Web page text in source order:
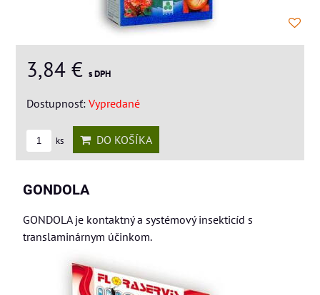
3,84 € s DPH
Dostupnosť: Vypredané
ks DO KOŠÍKA
GONDOLA
GONDOLA je kontaktný a systémový insekticíd s
translaminárnym účinkom.